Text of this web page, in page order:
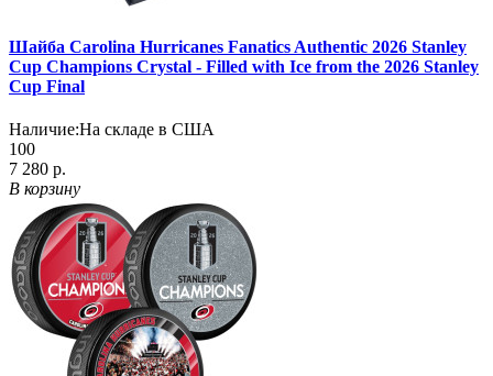
Шайба Carolina Hurricanes Fanatics Authentic 2026 Stanley
Cup Champions Crystal - Filled with Ice from the 2026 Stanley
Cup Final
Наличие:На складе в США
100
7 280 р.
В корзину